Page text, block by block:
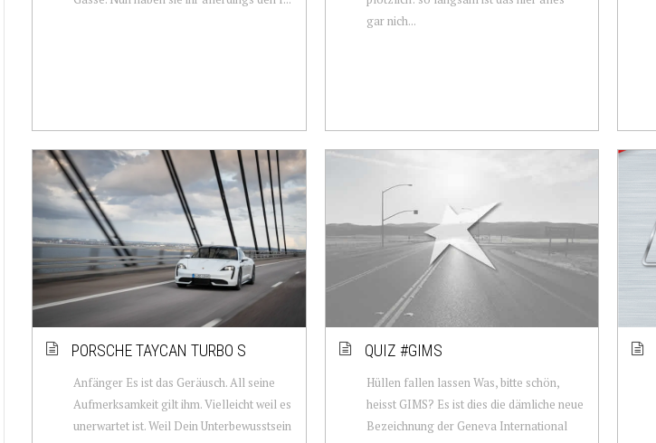
gar nich...
PORSCHE TAYCAN TURBO S
Anfänger Es ist das Geräusch. All seine
Aufmerksamkeit gilt ihm. Vielleicht weil es
unerwartet ist. Weil Dein Unterbewusstsein
QUIZ #GIMS
Hüllen fallen lassen Was, bitte schön,
heisst GIMS? Es ist dies die dämliche neue
Bezeichnung der Geneva International